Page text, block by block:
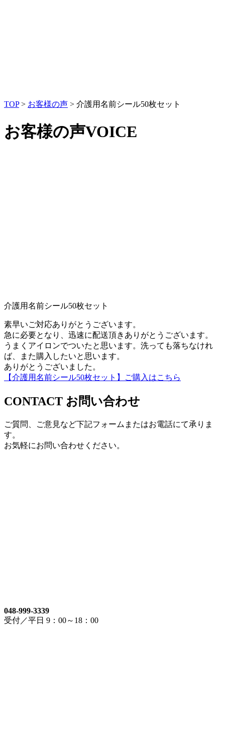
TOP > お客様の声 > 介護用名前シール50枚セット
お客様の声VOICE
介護用名前シール50枚セット
素早いご対応ありがとうございます。
急に必要となり、迅速に配送頂きありがとうございます。
うまくアイロンでついたと思います。洗っても落ちなけれ
ば、また購入したいと思います。
ありがとうございました。
【介護用名前シール50枚セット】ご購入はこちら
CONTACT お問い合わせ
ご質問、ご意見など下記フォームまたはお電話にて承りま
す。
お気軽にお問い合わせください。
048-999-3339
受付／平日 9：00～18：00